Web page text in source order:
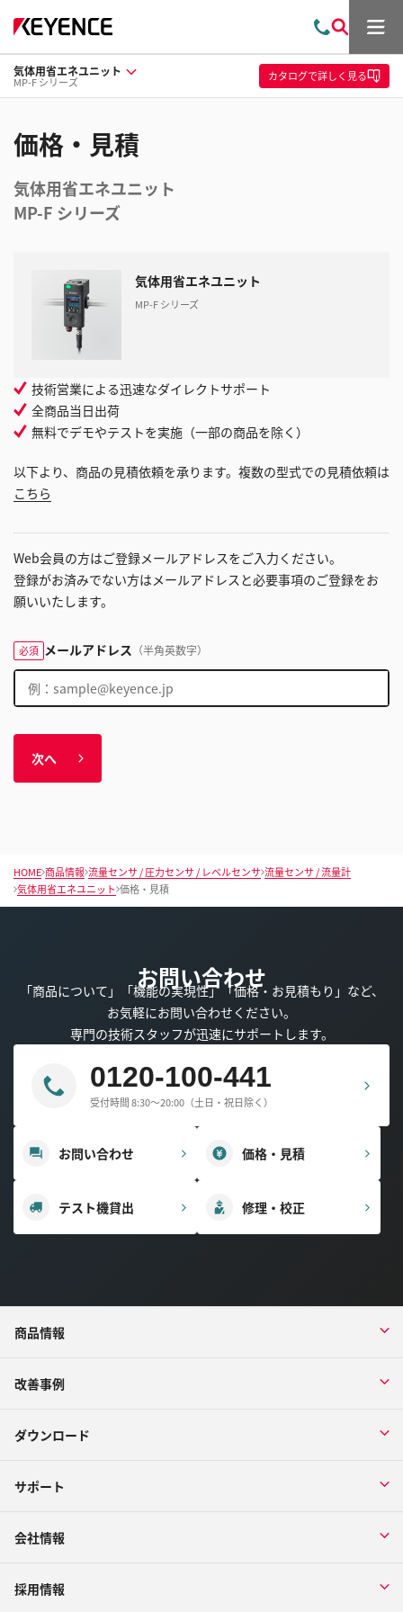
問
い
合
わ
索
メ
ュ
ー
気体用省エネユニット
MP-F シリーズ カタログで詳しく見る
価格・見積
気体用省エネユニット
MP-F シリーズ
気体用省エネユニット
MP-F シリーズ
技術営業による迅速なダイレクトサポート
全商品当日出荷
無料でデモやテストを実施（一部の商品を除く）
以下より、商品の見積依頼を承ります。複数の型式での見積依頼は
こちら
Web会員の方はご登録メールアドレスをご入力ください。
登録がお済みでない方はメールアドレスと必要事項のご登録をお
願いいたします。
必須 メールアドレス （半角英数字）
次へ
HOME 商品情報 流量センサ / 圧力センサ / レベルセンサ 流量センサ / 流量計
気体用省エネユニット 価格・見積
お問い合わせ
「商品について」「機能の実現性」「価格・お見積もり」など、
お気軽にお問い合わせください。
専門の技術スタッフが迅速にサポートします。
0120-100-441
受付時間 8:30～20:00（土日・祝日除く）
お問い合わせ 価格・見積
テスト機貸出 修理・校正
商品情報
改善事例
ダウンロード
サポート
会社情報
採用情報